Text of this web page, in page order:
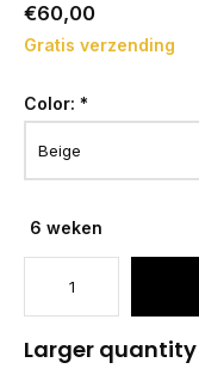
€60,00
Gratis verzending
Color: *
6 weken
Larger